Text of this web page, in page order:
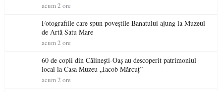
acum 2 ore
Fotografiile care spun poveștile Banatului ajung la Muzeul
de Artă Satu Mare
acum 2 ore
60 de copii din Călinești-Oaș au descoperit patrimoniul
local la Casa Muzeu „Iacob Mărcuț”
acum 2 ore